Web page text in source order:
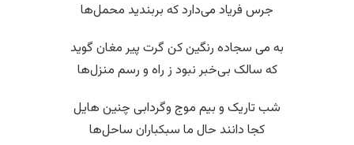
جرس فریاد می‌دارد که بربندید محمل‌ها
به می سجاده رنگین کن گرت پیر مغان گوید
که سالک بی‌خبر نبود ز راه و رسم منزل‌ها
شب تاریک و بیم موج وگردابی چنین هایل
کجا دانند حال ما سبکباران ساحل‌ها